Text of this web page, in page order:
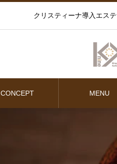
クリスティーナ導入エス
CONCEPT MENU